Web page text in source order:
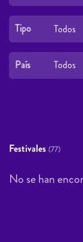
Tipo Todos
País Todos
Festivales (77)
No se han